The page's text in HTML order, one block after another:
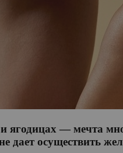
ягодицах — мечта
дает осуществить